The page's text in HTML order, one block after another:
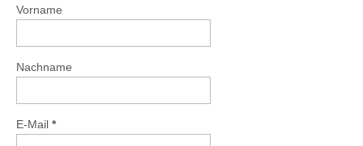
Vorname
Nachname
E-Mail *